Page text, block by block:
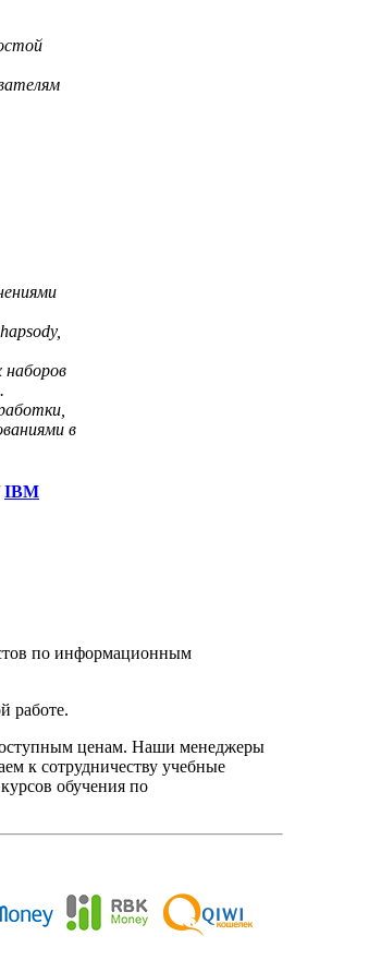
наборов
в
IBM
по информационным
работе.
ценам. Наши менеджеры
к сотрудничеству учебные
обучения по